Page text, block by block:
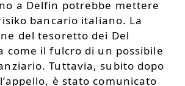
a Delfin potrebbe mettere
bancario italiano. La
del tesoretto dei Del
come il fulcro di un possibile
Tuttavia, subito dopo
è stato comunicato